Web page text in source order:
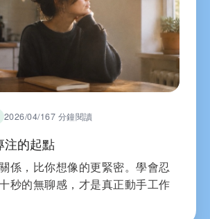
2026/04/167 分鐘閱讀
注的起點
係，比你想像的更緊密。學會忍
秒的無聊感，才是真正動手工作